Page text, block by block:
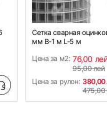
Сетка сварная
мм B-1 м L-5 м
Цена за м2: 76,00
95,00 лей
Цена за рулон: 380,00
475,00